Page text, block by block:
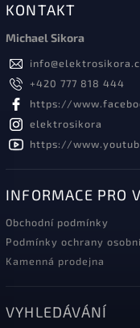
KONTAKT
Michael Sikora
info@
+420 777 818 444
https://
elektrosikora
https://
INFORMACE PRO
Obchodní podmínky
Podmínky ochrany
Kamenná prodejna
VYHLEDÁVÁNÍ